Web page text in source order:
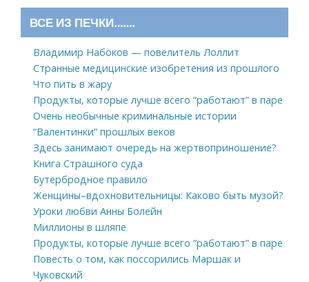
ВСЕ ИЗ ПЕЧКИ…….
Владимир Набоков — повелитель Лоллит
Странные медицинские изобретения из прошлого
Что пить в жару
Продукты, которые лучше всего “работают” в паре
Очень необычные криминальные истории
“Валентинки” прошлых веков
Здесь занимают очередь на жертвоприношение?
Книга Страшного суда
Бутербродное правило
Женщины–вдохновительницы: Каково быть музой?
Уроки любви Анны Болейн
Миллионы в шляпе
Продукты, которые лучше всего “работают” в паре
Повесть о том, как поссорились Маршак и
Чуковский